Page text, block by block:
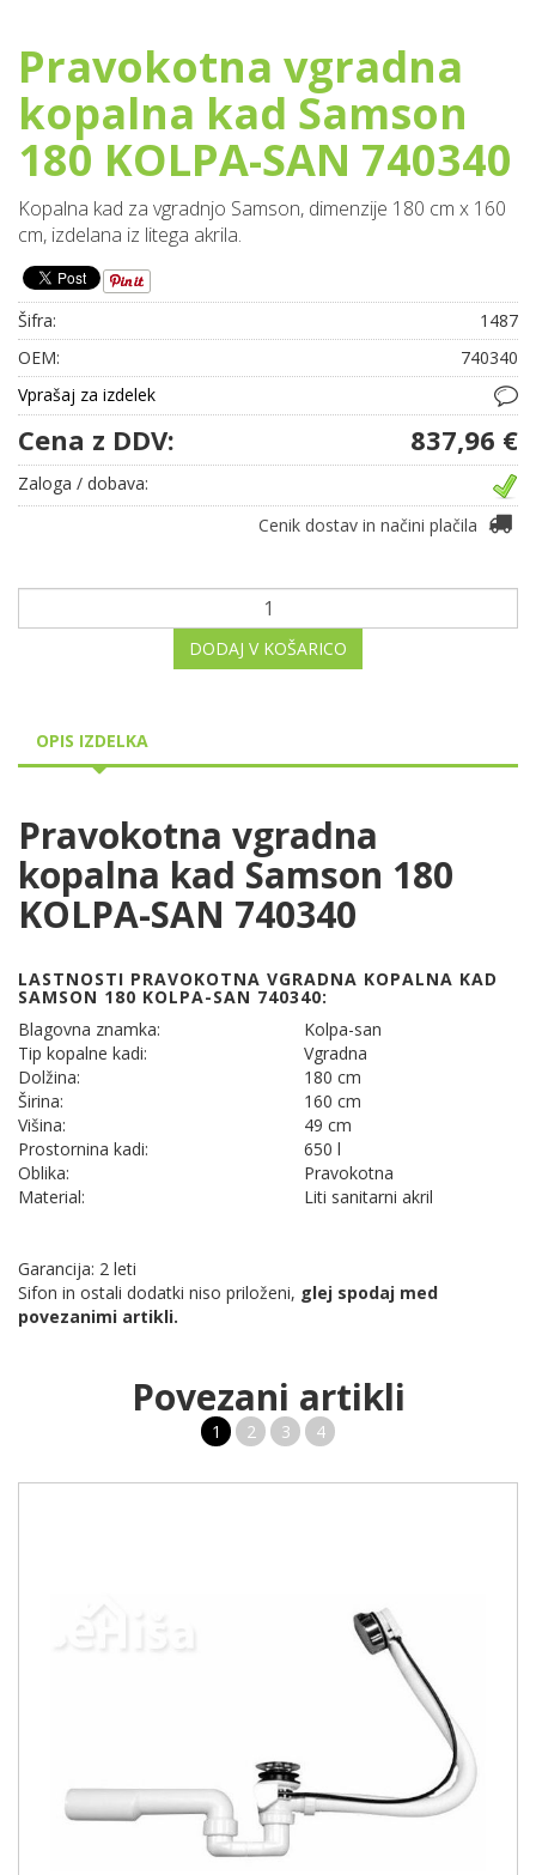
Pravokotna vgradna
kopalna kad Samson
180 KOLPA-SAN 740340
Kopalna kad za vgradnjo Samson, dimenzije 180 cm x 160
cm, izdelana iz litega akrila.
Šifra:
1487
OEM:
740340
Vprašaj za izdelek
Cena z DDV: 837,96 €
Zaloga / dobava:
Cenik dostav in načini plačila
DODAJ V KOŠARICO
OPIS IZDELKA
Pravokotna vgradna
kopalna kad Samson 180
KOLPA-SAN 740340
LASTNOSTI PRAVOKOTNA VGRADNA KOPALNA KAD
SAMSON 180 KOLPA-SAN 740340:
Blagovna znamka:
Kolpa-san
Tip kopalne kadi:
Vgradna
Dolžina:
180 cm
Širina:
160 cm
Višina:
49 cm
Prostornina kadi:
650 l
Oblika:
Pravokotna
Material:
Liti sanitarni akril
Garancija: 2 leti
Sifon in ostali dodatki niso priloženi, glej spodaj med
povezanimi artikli.
Povezani artikli
1 2 3 4